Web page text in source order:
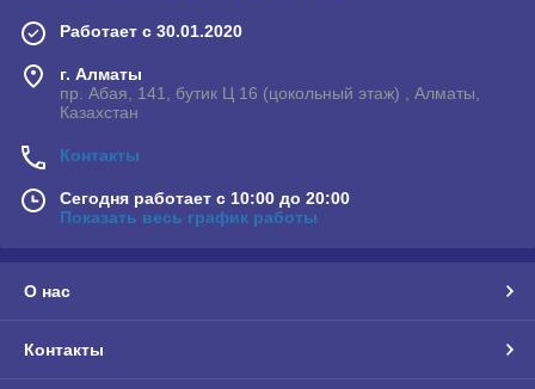
Работает с 30.01.2020
г. Алматы
пр. Абая, 141, бутик Ц 16 (цокольный этаж) , Алматы,
Казахстан
Контакты
Сегодня работает с 10:00 до 20:00
Показать весь график работы
О нас
Контакты